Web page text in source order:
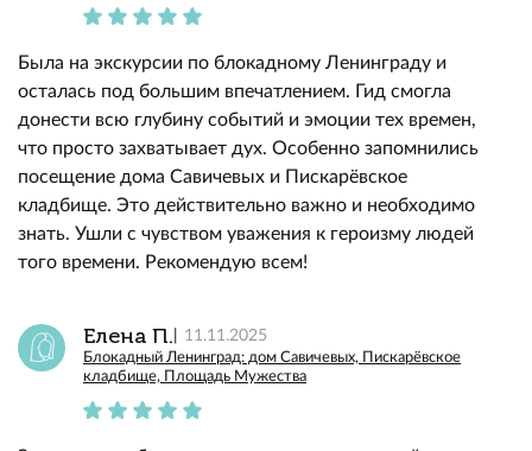
Была на экскурсии по блокадному Ленинграду и
осталась под большим впечатлением. Гид смогла
донести всю глубину событий и эмоции тех времен,
что просто захватывает дух. Особенно запомнились
посещение дома Савичевых и Пискарёвское
кладбище. Это действительно важно и необходимо
знать. Ушли с чувством уважения к героизму людей
того времени. Рекомендую всем!
Елена П. 11.11.2025
Блокадный Ленинград: дом Савичевых, Пискарёвское
кладбище, Площадь Мужества